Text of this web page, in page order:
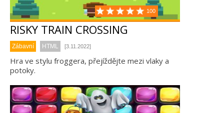
100
RISKY TRAIN CROSSING
Zábavní HTML [3.11.2022]
Hra ve stylu froggera, přejíždějte mezi vlaky a
potoky.